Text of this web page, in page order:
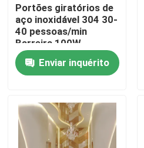
Casa
Produtos
Quem Somos
Portões giratórios de
aço inoxidável 304 30-
40 pessoas/min
Barreira 100W
Potência
Enviar inquérito